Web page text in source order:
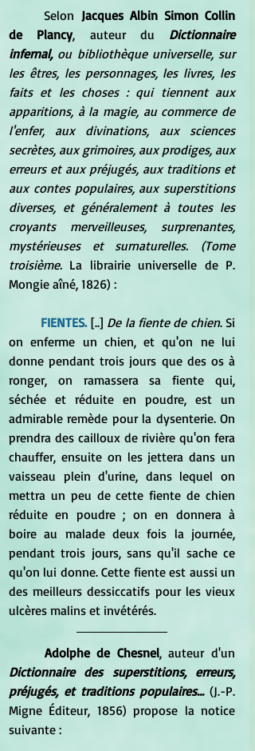
Selon Jacques Albin Simon Collin
de Plancy, auteur du Dictionnaire
infernal, ou bibliothèque universelle, sur
les êtres, les personnages, les livres, les
faits et les choses : qui tiennent aux
apparitions, à la magie, au commerce de
l'enfer, aux divinations, aux sciences
secrètes, aux grimoires, aux prodiges, aux
erreurs et aux préjugés, aux traditions et
aux contes populaires, aux superstitions
diverses, et généralement à toutes les
croyants merveilleuses, surprenantes,
mystérieuses et surnaturelles. (Tome
troisième. La librairie universelle de P.
Mongie aîné, 1826) :
FIENTES. [..] De la fiente de chien. Si
on enferme un chien, et qu'on ne lui
donne pendant trois jours que des os à
ronger, on ramassera sa fiente qui,
séchée et réduite en poudre, est un
admirable remède pour la dysenterie. On
prendra des cailloux de rivière qu'on fera
chauffer, ensuite on les jettera dans un
vaisseau plein d'urine, dans lequel on
mettra un peu de cette fiente de chien
réduite en poudre ; on en donnera à
boire au malade deux fois la journée,
pendant trois jours, sans qu'il sache ce
qu'on lui donne. Cette fiente est aussi un
des meilleurs dessiccatifs pour les vieux
ulcères malins et invétérés.
Adolphe de Chesnel
Dictionnaire des superstitions, erreurs,
préjugés, et traditions populaires... (J.-P.
Migne Éditeur, 1856) propose la notice
suivante :